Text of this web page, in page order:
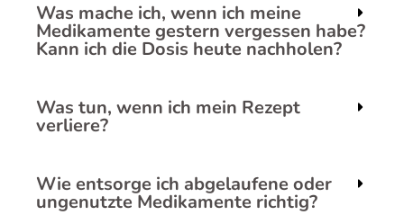
Was mache ich, wenn ich meine
Medikamente gestern vergessen habe?
Kann ich die Dosis heute nachholen?
Was tun, wenn ich mein Rezept
verliere?
Wie entsorge ich abgelaufene oder
ungenutzte Medikamente richtig?